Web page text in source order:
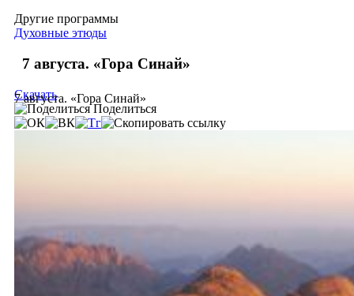
Другие программы
Духовные этюды
7 августа. «Гора Синай»
7 августа. «Гора Синай»
Скачать
Поделиться